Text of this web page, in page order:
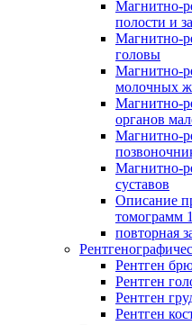
Магнитно-
полости и
Магнитно-
головы
Магнитно-
молочных
Магнитно-
органов
Магнитно-
Магнитно-
суставов
Описание
томограмм
повторная
Рентген
Рентген
Рентген
Рентген